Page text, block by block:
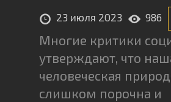
23 июля 2023 986
Многие критики
утверждают, что
человеческая
слишком порочна и